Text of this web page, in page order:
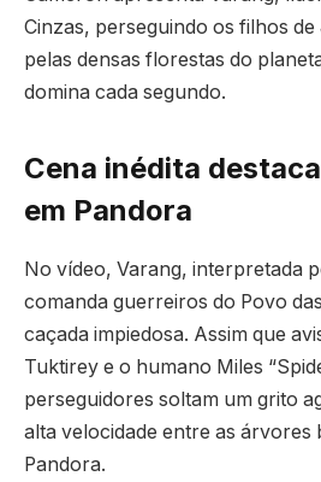
Cinzas, perseguindo os filhos
pelas densas florestas do
domina cada segundo.
Cena inédita
em Pandora
No vídeo, Varang, interpretada
comanda guerreiros do Povo
caçada impiedosa. Assim que
Tuktirey e o humano Miles
perseguidores soltam um grito
alta velocidade entre as árvores
Pandora.